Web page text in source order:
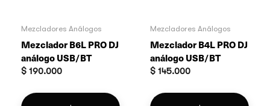
Mezcladores Análogos
Mezclador B6L PRO DJ
análogo USB/BT
$ 190.000
Mezcladores Análogos
Mezclador B4L PRO DJ
análogo USB/BT
$ 145.000